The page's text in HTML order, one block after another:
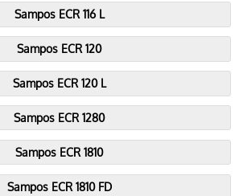
Sampos ECR 116 L
Sampos ECR 120
Sampos ECR 120 L
Sampos ECR 1280
Sampos ECR 1810
Sampos ECR 1810 FD